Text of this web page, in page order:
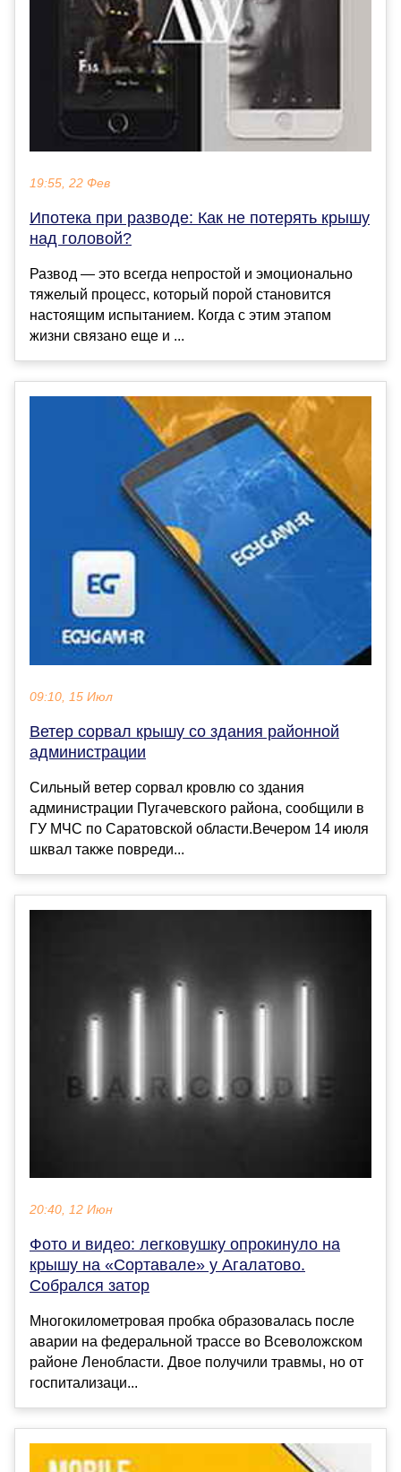
19:55, 22 Фев
Ипотека при разводе: Как не потерять крышу
над головой?
Развод — это всегда непростой и эмоционально
тяжелый процесс, который порой становится
настоящим испытанием. Когда с этим этапом
жизни связано еще и ...
09:10, 15 Июл
Ветер сорвал крышу со здания районной
администрации
Сильный ветер сорвал кровлю со здания
администрации Пугачевского района, сообщили в
ГУ МЧС по Саратовской области.Вечером 14 июля
шквал также повреди...
20:40, 12 Июн
Фото и видео: легковушку опрокинуло на
крышу на «Сортавале» у Агалатово.
Собрался затор
Многокилометровая пробка образовалась после
аварии на федеральной трассе во Всеволожском
районе Ленобласти. Двое получили травмы, но от
госпитализаци...